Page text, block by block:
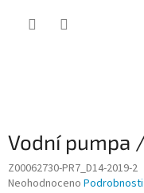
Vodní pumpa
Z00062730-PR7_D14-2019-2
Průměrné
Neohodnoceno